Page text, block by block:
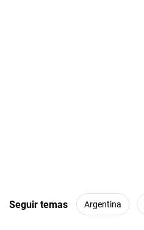
Seguir temas Argentina